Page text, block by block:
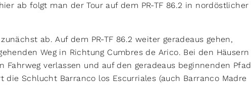
ab folgt man der Tour auf dem PR-TF 86.2 in nordöstlicher
ab. Auf dem PR-TF 86.2 weiter geradeaus gehen,
Weg in Richtung Cumbres de Arico. Bei den Häusern
Fahrweg verlassen und auf den geradeaus beginnenden Pfad
die Schlucht Barranco los Escurriales (auch Barranco Madre